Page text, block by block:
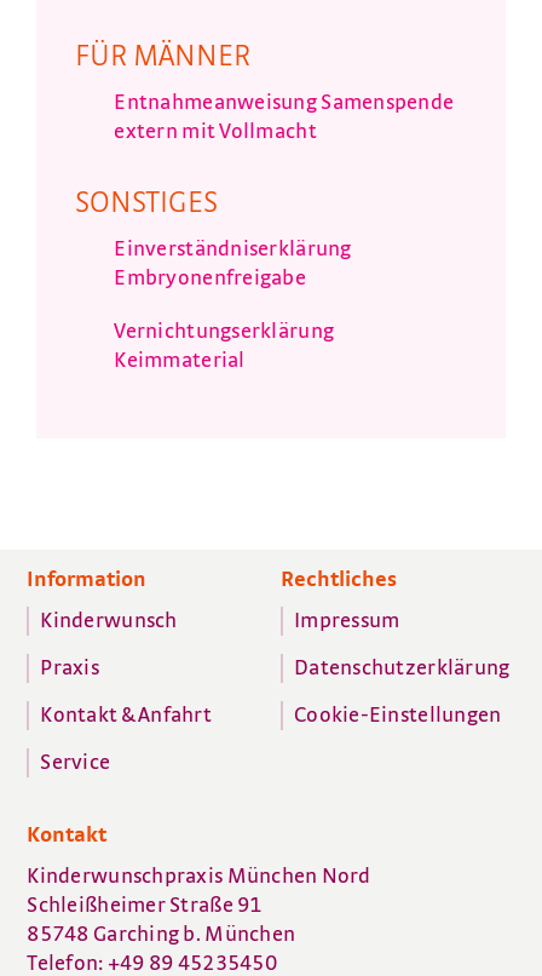
FÜR MÄNNER
Entnahmeanweisung Samenspende
extern mit Vollmacht
SONSTIGES
Einverständniserklärung
Embryonenfreigabe
Vernichtungserklärung
Keimmaterial
Information
Kinderwunsch
Praxis
Kontakt & Anfahrt
Service
Rechtliches
Impressum
Datenschutzerklärung
Cookie-Einstellungen
Kontakt
Kinderwunschpraxis München Nord
Schleißheimer Straße 91
85748 Garching b. München
Telefon: +49 89 45235450